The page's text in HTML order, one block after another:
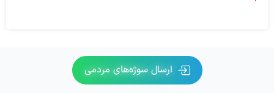
ارسال سوژه‌های مردمی